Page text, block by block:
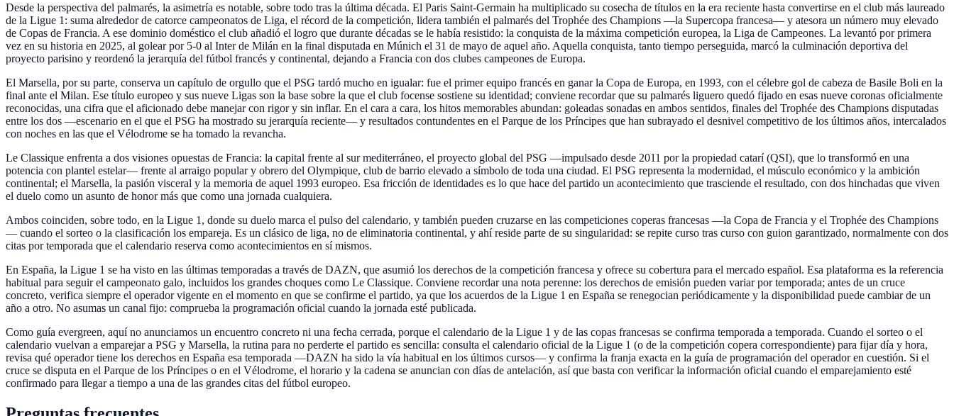
Desde la perspectiva del palmarés, la asimetría es notable, sobre todo tras la última década. El Paris Saint-Germain ha multiplicado su cosecha de títulos en la era reciente hasta convertirse en el club más laureado
de la Ligue 1: suma alrededor de catorce campeonatos de Liga, el récord de la competición, lidera también el palmarés del Trophée des Champions —la Supercopa francesa— y atesora un número muy elevado
de Copas de Francia. A ese dominio doméstico el club añadió el logro que durante décadas se le había resistido: la conquista de la máxima competición europea, la Liga de Campeones. La levantó por primera
vez en su historia en 2025, al golear por 5-0 al Inter de Milán en la final disputada en Múnich el 31 de mayo de aquel año. Aquella conquista, tanto tiempo perseguida, marcó la culminación deportiva del
proyecto parisino y reordenó la jerarquía del fútbol francés y continental, dejando a Francia con dos clubes campeones de Europa.
El Marsella, por su parte, conserva un capítulo de orgullo que el PSG tardó mucho en igualar: fue el primer equipo francés en ganar la Copa de Europa, en 1993, con el célebre gol de cabeza de Basile Boli en la
final ante el Milan. Ese título europeo y sus nueve Ligas son la base sobre la que el club focense sostiene su identidad; conviene recordar que su palmarés liguero quedó fijado en esas nueve coronas oficialmente
reconocidas, una cifra que el aficionado debe manejar con rigor y sin inflar. En el cara a cara, los hitos memorables abundan: goleadas sonadas en ambos sentidos, finales del Trophée des Champions disputadas
entre los dos —escenario en el que el PSG ha mostrado su jerarquía reciente— y resultados contundentes en el Parque de los Príncipes que han subrayado el desnivel competitivo de los últimos años, intercalados
con noches en las que el Vélodrome se ha tomado la revancha.
Le Classique enfrenta a dos visiones opuestas de Francia: la capital frente al sur mediterráneo, el proyecto global del PSG —impulsado desde 2011 por la propiedad catarí (QSI), que lo transformó en una
potencia con plantel estelar— frente al arraigo popular y obrero del Olympique, club de barrio elevado a símbolo de toda una ciudad. El PSG representa la modernidad, el músculo económico y la ambición
continental; el Marsella, la pasión visceral y la memoria de aquel 1993 europeo. Esa fricción de identidades es lo que hace del partido un acontecimiento que trasciende el resultado, con dos hinchadas que viven
el duelo como un asunto de honor más que como una jornada cualquiera.
Ambos coinciden, sobre todo, en la Ligue 1, donde su duelo marca el pulso del calendario, y también pueden cruzarse en las competiciones coperas francesas —la Copa de Francia y el Trophée des Champions
— cuando el sorteo o la clasificación los empareja. Es un clásico de liga, no de eliminatoria continental, y ahí reside parte de su singularidad: se repite curso tras curso con guion garantizado, normalmente con dos
citas por temporada que el calendario reserva como acontecimientos en sí mismos.
En España, la Ligue 1 se ha visto en las últimas temporadas a través de DAZN, que asumió los derechos de la competición francesa y ofrece su cobertura para el mercado español. Esa plataforma es la referencia
habitual para seguir el campeonato galo, incluidos los grandes choques como Le Classique. Conviene recordar una nota perenne: los derechos de emisión pueden variar por temporada; antes de un cruce
concreto, verifica siempre el operador vigente en el momento en que se confirme el partido, ya que los acuerdos de la Ligue 1 en España se renegocian periódicamente y la disponibilidad puede cambiar de un
año a otro. No asumas un canal fijo: comprueba la programación oficial cuando la jornada esté publicada.
Como guía evergreen, aquí no anunciamos un encuentro concreto ni una fecha cerrada, porque el calendario de la Ligue 1 y de las copas francesas se confirma temporada a temporada. Cuando el sorteo o el
calendario vuelvan a emparejar a PSG y Marsella, la rutina para no perderte el partido es sencilla: consulta el calendario oficial de la Ligue 1 (o de la competición copera correspondiente) para fijar día y hora,
revisa qué operador tiene los derechos en España esa temporada —DAZN ha sido la vía habitual en los últimos cursos— y confirma la franja exacta en la guía de programación del operador en cuestión. Si el
cruce se disputa en el Parque de los Príncipes o en el Vélodrome, el horario y la cadena se anuncian con días de antelación, así que basta con verificar la información oficial cuando el emparejamiento esté
confirmado para llegar a tiempo a una de las grandes citas del fútbol europeo.